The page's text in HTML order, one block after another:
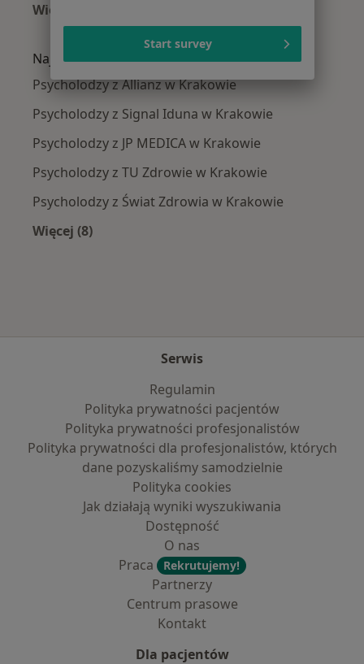
Więcej (15)
Więcej w kategorii: Najczęście leczone
Najpopularniejsze ubezpieczenia
Psycholodzy z Allianz w Krakowie
Psycholodzy z Signal Iduna w Krakowie
Psycholodzy z JP MEDICA w Krakowie
Psycholodzy z TU Zdrowie w Krakowie
Psycholodzy z Świat Zdrowia w Krakowie
Więcej (8)
Serwis
Regulamin
Polityka prywatności pacjentów
Polityka prywatności profesjonalistów
Polityka prywatności dla profesjonalistów, których
dane pozyskaliśmy samodzielnie
Polityka cookies
Jak działają wyniki wyszukiwania
Dostępność
O nas
Praca
Rekrutujemy!
Partnerzy
Centrum prasowe
Kontakt
Dla pacjentów
Start survey